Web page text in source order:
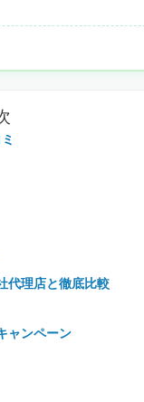
代理店と徹底比較
ャンペーン